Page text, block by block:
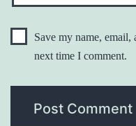
Save my name,
next time I comment.